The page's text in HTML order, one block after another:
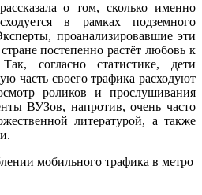
о том, сколько именно
в рамках подземного
проанализировавшие эти
постепенно растёт любовь к
согласно статистике, дети
часть своего трафика расходуют
роликов и прослушивания
ВУЗов, напротив, очень часто
литературой, а также